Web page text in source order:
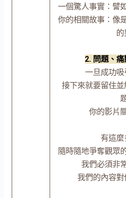
一個驚人事實：譬
你的相關故事：像
的
2. 問題、
一旦成功
接下來就要留住
你的影片
有這
隨時隨地爭奪觀眾
我們必須非
我們的內容對